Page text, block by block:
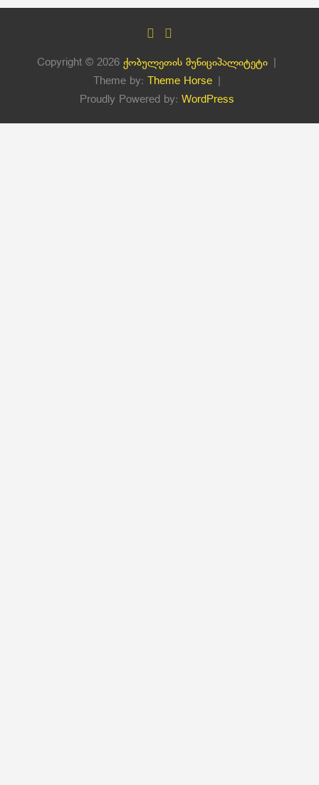
Copyright © 2026 ქობულეთის მუნიციპალიტეტი
Theme by: Theme Horse
Proudly Powered by: WordPress